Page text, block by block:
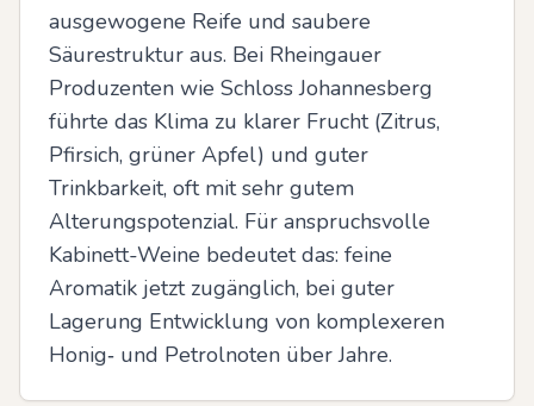
ausgewogene Reife und saubere
Säurestruktur aus. Bei Rheingauer
Produzenten wie Schloss Johannesberg
führte das Klima zu klarer Frucht (Zitrus,
Pfirsich, grüner Apfel) und guter
Trinkbarkeit, oft mit sehr gutem
Alterungspotenzial. Für anspruchsvolle
Kabinett-Weine bedeutet das: feine
Aromatik jetzt zugänglich, bei guter
Lagerung Entwicklung von komplexeren
Honig‑ und Petrolnoten über Jahre.